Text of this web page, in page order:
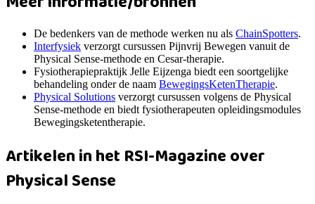
De bedenkers van de methode werken nu als ChainSpotters.
Interfysiek verzorgt cursussen Pijnvrij Bewegen vanuit de
Physical Sense-methode en Cesar-therapie.
Fysiotherapiepraktijk Jelle Eijzenga biedt een soortgelijke
behandeling onder de naam BewegingsKetenTherapie.
Physical Solutions verzorgt cursussen volgens de Physical
Sense-methode en biedt fysiotherapeuten opleidingsmodules
Bewegingsketentherapie.
Artikelen in het RSI-Magazine over
Physical Sense